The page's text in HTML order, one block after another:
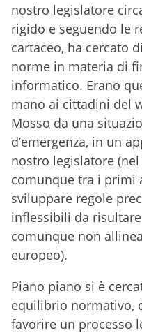
nostro legislatore
rigido e seguendo le
cartaceo, ha cercato
norme in materia di
informatico. Erano
mano ai cittadini del
Mosso da una
d’emergenza, in un
nostro legislatore
comunque tra i primi
sviluppare regole
inflessibili da
comunque non
europeo).
Piano piano si è
equilibrio normativo,
favorire un processo